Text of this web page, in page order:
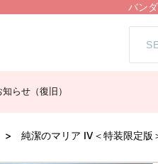
バン
らせ（復旧）
純潔のマリア Ⅳ＜特装限定版